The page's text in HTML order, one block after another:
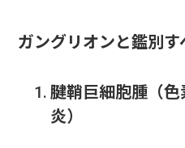
ガングリオンと鑑別
腱鞘巨細胞腫（
炎）